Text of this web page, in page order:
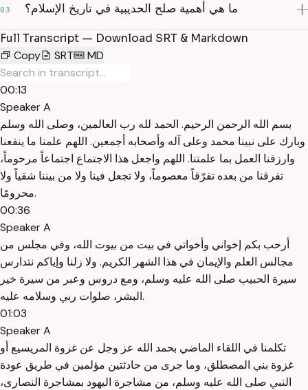
03 ما هي أهمية صلح الحديبية في تاريخ الإسلام؟
Full Transcript — Download SRT & Markdown
Copy
SRT MD
00:13
Speaker A
بسم الله الرحمن الرحيم. الحمد لله رب العالمين، وصلى الله وسلم
وبارك على نبينا محمد وعلى آله وأصحابه أجمعين. اللهم علمنا ما ينفعنا
وارزقنا العمل بما علمتنا. اللهم واجعل هذا الاجتماع اجتماعاً مرحوماً،
تفرقنا من بعده تفرّقاً معصوماً، ولا تجعل فينا ولا من بيننا شقياً ولا
محرومًا.
00:36
Speaker A
أرحب بكم إخواني وأخواتي في بيت من بيوت الله، وفي مجلس من
مجالس العلم والإيمان في هذا الشهر الكريم. ولا زلنا وإياكم نتدارس
سيرة الحبيب صلى الله عليه وسلم، ومع دروس وعبر من سيرة خير
البشر، صلوات ربي وسلامه عليه.
01:03
Speaker A
تكلمنا في اللقاء الماضي بحمد الله عز وجل عن غزوة المريسيع أو
غزوة بني المصطلق، وما جرى من حادثتين مؤلمين في طريق عودة
النبي صلى الله عليه وسلم، من مشاجرة اليهود بمشاجرة النصارى،